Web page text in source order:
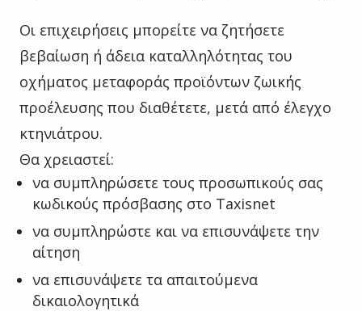
Οι επιχειρήσεις μπορείτε να ζητήσετε
βεβαίωση ή άδεια καταλληλότητας του
οχήματος μεταφοράς προϊόντων ζωικής
προέλευσης που διαθέτετε, μετά από έλεγχο
κτηνιάτρου.
Θα χρειαστεί:
να συμπληρώσετε τους προσωπικούς σας
κωδικούς πρόσβασης στο Taxisnet
να συμπληρώστε και να επισυνάψετε την
αίτηση
να επισυνάψετε τα απαιτούμενα
δικαιολογητικά